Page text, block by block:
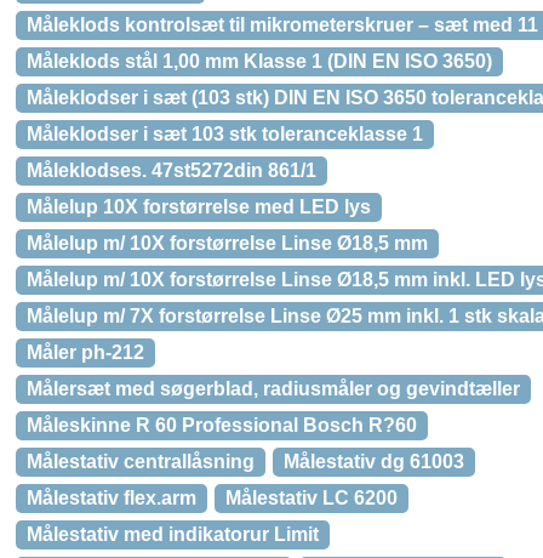
Måleklods kontrolsæt til mikrometerskruer – sæt med 11
Måleklods stål 1,00 mm Klasse 1 (DIN EN ISO 3650)
Måleklodser i sæt (103 stk) DIN EN ISO 3650
Måleklodser i sæt 103 stk toleranceklasse 1
Måleklodses. 47st5272din 861/1
Målelup 10X forstørrelse med LED lys
Målelup m/ 10X forstørrelse Linse Ø18,5 mm
Målelup m/ 10X forstørrelse Linse Ø18,5 mm inkl. LED
Målelup m/ 7X forstørrelse Linse Ø25 mm inkl. 1 stk
Måler ph-212
Målersæt med søgerblad, radiusmåler og gevindtæller
Måleskinne R 60 Professional Bosch R?60
Målestativ centrallåsning
Målestativ dg 61003
Målestativ flex.arm
Målestativ LC 6200
Målestativ med indikatorur Limit